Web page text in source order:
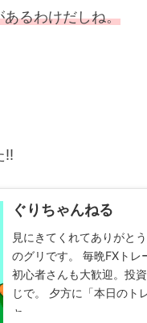
るわけだしね。
!!
ぐりちゃんねる
見にきてくれてありがと
のグリです。 毎晩FXトレ
初心者さんも大歓迎。投
じで。 夕方に「本日のト
ャ...